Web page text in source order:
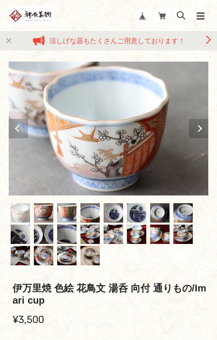
涼しげな器もたくさんご用意しております！
伊万里焼 色絵 花鳥文 湯呑 向付 通りもの/Im
ari cup
¥3,500